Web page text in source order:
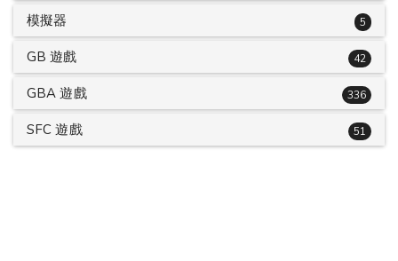
模擬器 5
GB 遊戲 42
GBA 遊戲 336
SFC 遊戲 51